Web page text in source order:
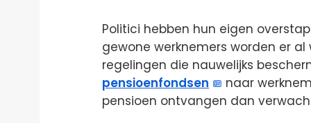
Politici hebben hun eigen
gewone werknemers worden er
regelingen die nauwelijks
pensioenfondsen
naar
pensioen ontvangen dan